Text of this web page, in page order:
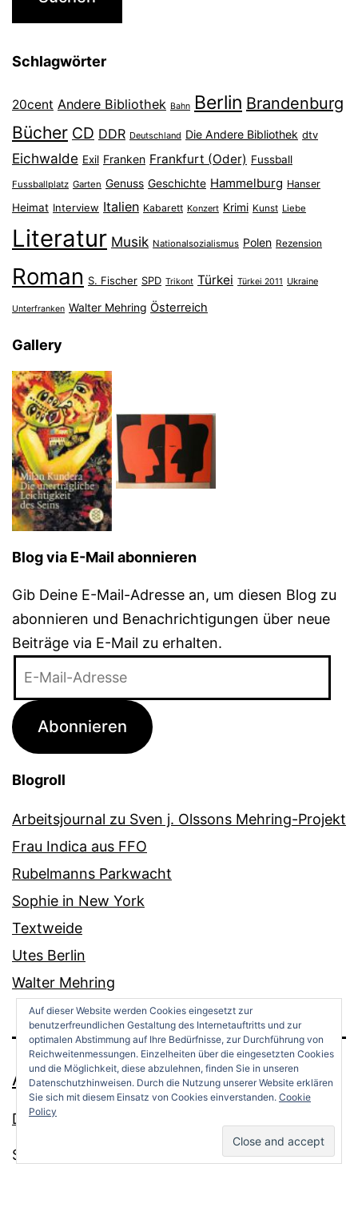
Schlagwörter
20cent Andere Bibliothek Bahn Berlin Brandenburg
Bücher CD DDR Deutschland Die Andere Bibliothek dtv
Eichwalde Exil Franken Frankfurt (Oder) Fussball
Fussballplatz Garten Genuss Geschichte Hammelburg Hanser
Heimat Interview Italien Kabarett Konzert Krimi Kunst Liebe
Literatur Musik Nationalsozialismus Polen Rezension
Roman S. Fischer SPD Trikont Türkei Türkei 2011 Ukraine
Unterfranken Walter Mehring Österreich
Gallery
Blog via E-Mail abonnieren
Gib Deine E-Mail-Adresse an, um diesen Blog zu
abonnieren und Benachrichtigungen über neue
Beiträge via E-Mail zu erhalten.
Adresse
Abonnieren
Blogroll
Arbeitsjournal zu Sven j. Olssons Mehring-Projekt
Frau Indica aus FFO
Rubelmanns Parkwacht
Sophie in New York
Textweide
Utes Berlin
Walter Mehring
ANDREAS OPPERMANN
Datenschutz
Stolz präsentiert von WordPress.
Auf dieser Website werden Cookies eingesetzt zur
benutzerfreundlichen Gestaltung des Internetauftritts und zur
optimalen Abstimmung auf Ihre Bedürfnisse, zur Durchführung von
Reichweitenmessungen. Einzelheiten über die eingesetzten Cookies
und die Möglichkeit, diese abzulehnen, finden Sie in unseren
Datenschutzhinweisen. Durch die Nutzung unserer Website erklären
Sie sich mit diesem Einsatz von Cookies einverstanden. Cookie
Policy